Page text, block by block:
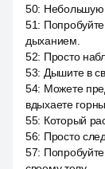
50: Небольшую
51:
дыханием.
52: Просто
53: Дышите в
54: Можете
вдыхаете
55: Который
56: Просто
57: